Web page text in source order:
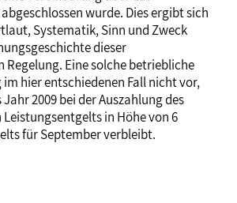
wurde. Dies ergibt sich
Systematik, Sinn und Zweck
dieser
Eine solche betriebliche
hier entschiedenen Fall nicht vor,
Jahr 2009 bei der Auszahlung des
in Höhe von 6
für September verbleibt.